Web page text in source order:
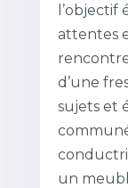
attentes
d’une
sujets et
un